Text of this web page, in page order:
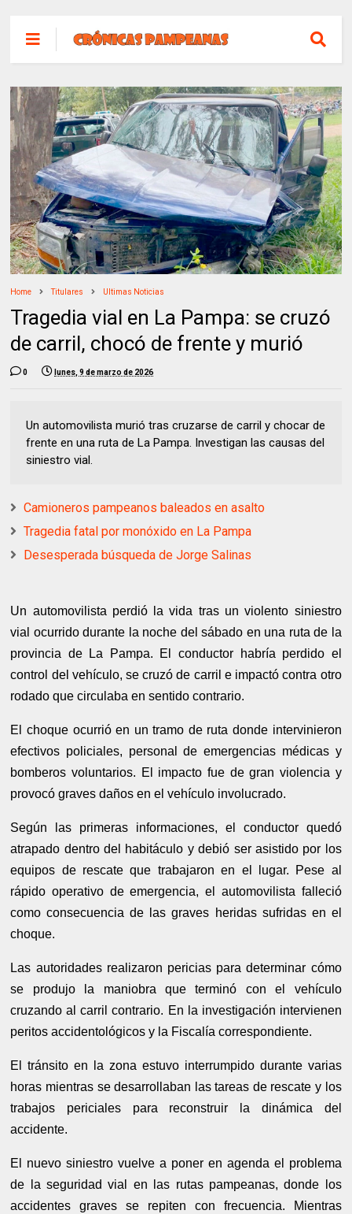
Home Titulares Ultimas Noticias
Tragedia vial en La Pampa: se cruzó
de carril, chocó de frente y murió
0 lunes, 9 de marzo de 2026
Un automovilista murió tras cruzarse de carril y chocar de
frente en una ruta de La Pampa. Investigan las causas del
siniestro vial.
Camioneros pampeanos baleados en asalto
Tragedia fatal por monóxido en La Pampa
Desesperada búsqueda de Jorge Salinas
Un automovilista perdió la vida tras un violento siniestro
vial ocurrido durante la noche del sábado en una ruta de la
provincia de La Pampa. El conductor habría perdido el
control del vehículo, se cruzó de carril e impactó contra otro
rodado que circulaba en sentido contrario.
El choque ocurrió en un tramo de ruta donde intervinieron
efectivos policiales, personal de emergencias médicas y
bomberos voluntarios. El impacto fue de gran violencia y
provocó graves daños en el vehículo involucrado.
Según las primeras informaciones, el conductor quedó
atrapado dentro del habitáculo y debió ser asistido por los
equipos de rescate que trabajaron en el lugar. Pese al
rápido operativo de emergencia, el automovilista falleció
como consecuencia de las graves heridas sufridas en el
choque.
Las autoridades realizaron pericias para determinar cómo
se produjo la maniobra que terminó con el vehículo
cruzando al carril contrario. En la investigación intervienen
peritos accidentológicos y la Fiscalía correspondiente.
El tránsito en la zona estuvo interrumpido durante varias
horas mientras se desarrollaban las tareas de rescate y los
trabajos periciales para reconstruir la dinámica del
accidente.
El nuevo siniestro vuelve a poner en agenda el problema
de la seguridad vial en las rutas pampeanas, donde los
accidentes graves se repiten con frecuencia. Mientras